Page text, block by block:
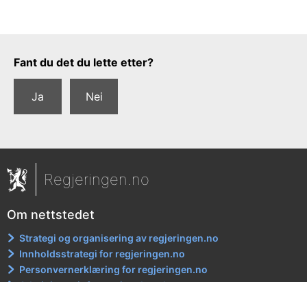
Tilbakemeldingsskjema
Fant du det du lette etter?
Ja Nei
Regjeringen.no
Om nettstedet
Strategi og organisering av regjeringen.no
Innholdsstrategi for regjeringen.no
Personvernerklæring for regjeringen.no